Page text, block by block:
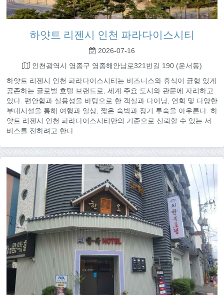
하얏트 리젠시 인천 파라다이스시티
2026-07-16
인천광역시 영종구 영종해안남로321번길 190 (운서동)
하얏트 리젠시 인천 파라다이스시티는 비즈니스와 휴식이 균형 있게
공존하는 글로벌 호텔 브랜드로, 세계 주요 도시와 관문에 자리하고
있다. 편안함과 실용성을 바탕으로 한 객실과 다이닝, 연회 및 다양한
부대시설을 통해 여행과 일상, 짧은 숙박과 장기 투숙을 아우른다. 하
얏트 리젠시 인천 파라다이스시티만의 기준으로 신뢰할 수 있는 서
비스를 전하려고 한다.